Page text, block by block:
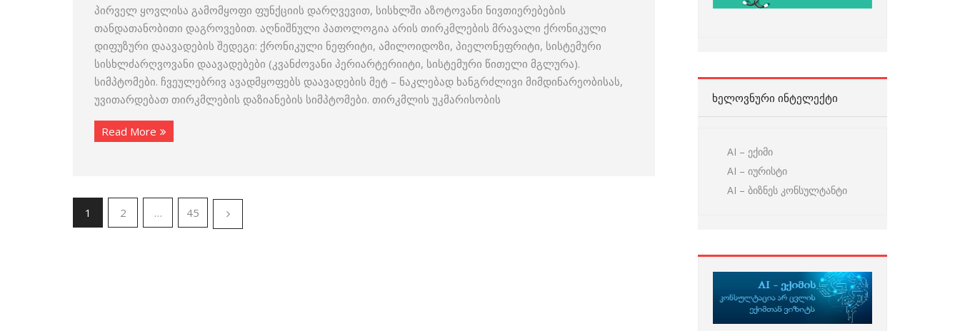
პირველ ყოვლისა გამომყოფი ფუნქციის დარღვევით, სისხლში აზოტოვანი ნივთიერებების
თანდათანობითი დაგროვებით. აღნიშნული პათოლოგია არის თირკმლების მრავალი ქრონიკული
დიფუზური დაავადების შედეგი: ქრონიკული ნეფრიტი, ამილოიდოზი, პიელონეფრიტი, სისტემური
სისხლძარღვოვანი დაავადებები (კვანძოვანი პერიარტერიიტი, სისტემური წითელი მგლურა).
სიმპტომები. ჩვეულებრივ ავადმყოფებს დაავადების მეტ – ნაკლებად ხანგრძლივი მიმდინარეობისას,
უვითარდებათ თირკმლების დაზიანების სიმპტომები. თირკმლის უკმარისობის
Read More
1 2 … 45
ᲮᲔᲚᲝᲕᲜᲣᲠᲘ ᲘᲜᲢᲔᲚᲔᲥᲢᲘ
AI – ექიმი
AI – იურისტი
AI – ბიზნეს კონსულტანტი